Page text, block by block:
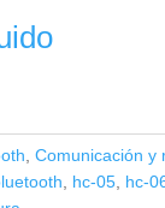
Comunicación y
hc-05, hc-